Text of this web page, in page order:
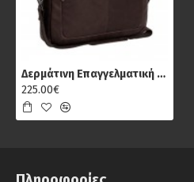
Δερμάτινη Επαγγελματική Τσάντα Chesterfield Calvi C40.103301, Καφέ
225.00€